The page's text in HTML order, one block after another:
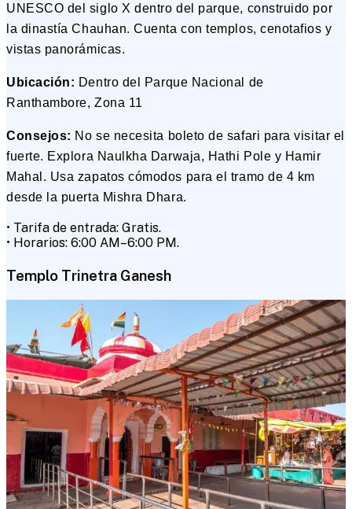
UNESCO del siglo X dentro del parque, construido por
la dinastía Chauhan. Cuenta con templos, cenotafios y
vistas panorámicas.
Ubicación: Dentro del Parque Nacional de
Ranthambore, Zona 11
Consejos: No se necesita boleto de safari para visitar el
fuerte. Explora Naulkha Darwaja, Hathi Pole y Hamir
Mahal. Usa zapatos cómodos para el tramo de 4 km
desde la puerta Mishra Dhara.
• Tarifa de entrada: Gratis.
• Horarios: 6:00 AM–6:00 PM.
Templo Trinetra Ganesh